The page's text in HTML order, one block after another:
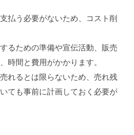
払う必要がないため、コスト削
るための準備や宣伝活動、販売
時間と費用がかかります。
れるとは限らないため、売れ残
ても事前に計画しておく必要が